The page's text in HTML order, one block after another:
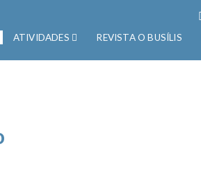
ATIVIDADES REVISTA O BUSÍLIS